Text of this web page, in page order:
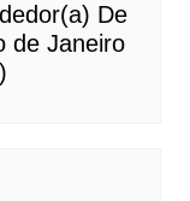
De
de Janeiro